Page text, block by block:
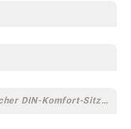
Ergonomischer DIN-Komfort-Sitz [75MC]